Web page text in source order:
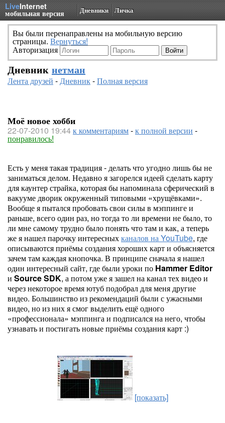
LiveInternet
мобильная версия Дневники Личка
Вы были перенаправлены на мобильную версию
страницы. Вернуться!
Авторизация
Дневник нетман
Лента друзей -Дневник-Полная версия
Моё новое хобби
22-07-2010 19:44к комментариям-к полной версии -
понравилось!
Есть у меня такая традиция - делать что угодно лишь бы не
заниматься делом. Недавно я загорелся идеей сделать карту
для каунтер страйка, которая бы напоминала сферический в
вакууме дворик окруженный типовыми «хрущёвками».
Вообще я пытался пробовать свои силы в мэппинге и
раньше, всего один раз, но тогда то ли времени не было, то
ли мне самому трудно было понять что там и как, а теперь
же я нашел парочку интересныхканалов на YouTube, где
описываются приёмы создания хороших карт и объясняется
зачем там каждая кнопочка. В принципе сначала я нашел
один интересный сайт, где были уроки по Hammer Editor
и Source SDK, а потом уже я зашел на канал тех видео и
через некоторое время ютуб подобрал для меня другие
видео. Большинство из рекомендаций были с ужасными
видео, но из них я смог выделить ещё одного
«профессионала» мэппинга и подписался на него, чтобы
узнавать и постигать новые приёмы создания карт :)
[показать]